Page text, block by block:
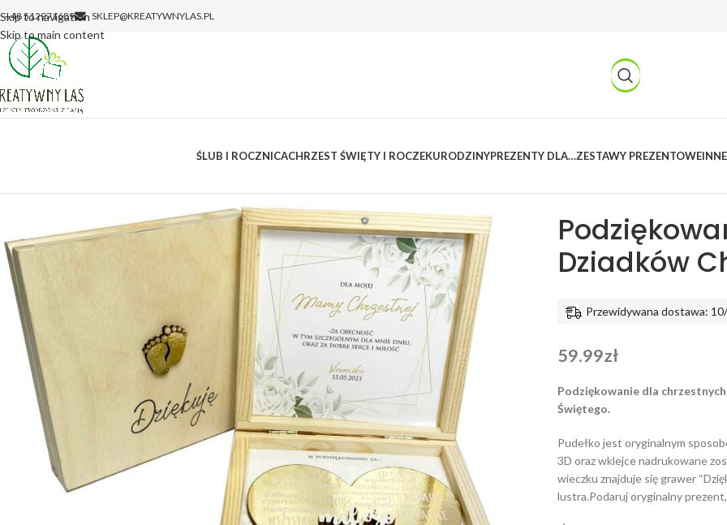
Skip to navigation
Skip to main content
+48 512971689 SKLEP@KREATYWNYLAS.PL
ŚLUB I ROCZNICACHRZEST ŚWIĘTY I ROCZEKURODZINYPREZENTY DLA…ZESTAWY PREZENTOWE
Dziadków
Przewidywana dostawa:
59.99zł
Podziękowanie dla
Świętego.
Pudełko jest oryginalnym
3D oraz wklejce nadrukowane
wieczku znajduje się grawer
lustra.Podaruj oryginalny